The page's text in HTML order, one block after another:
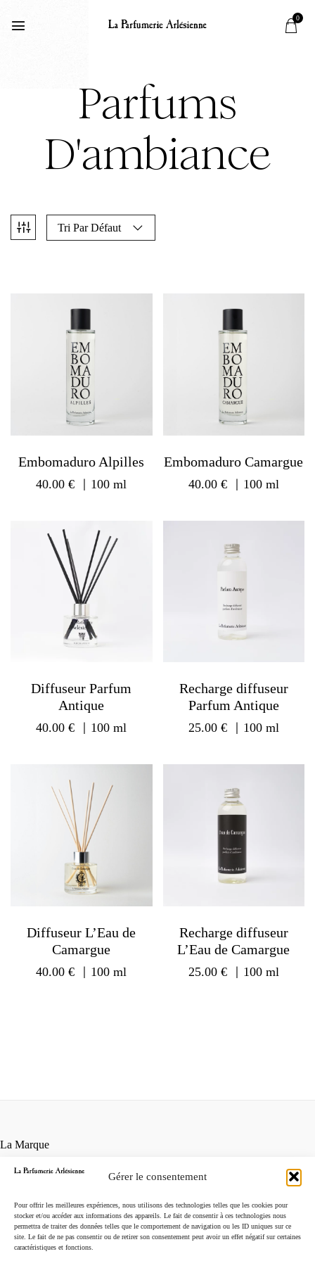
Gérer le consentement
Pour offrir les meilleures expériences, nous utilisons des technologies telles que les cookies pour
stocker et/ou accéder aux informations des appareils. Le fait de consentir à ces technologies nous
permettra de traiter des données telles que le comportement de navigation ou les ID uniques sur ce
site. Le fait de ne pas consentir ou de retirer son consentement peut avoir un effet négatif sur certaines
caractéristiques et fonctions.
0
Parfums
D'ambiance
Tri Par Défaut
Embomaduro Alpilles
40.00€ ｜100 ml
Embomaduro Camargue
40.00 € ｜100 ml
Diffuseur Parfum
Antique
40.00€ ｜100 ml
Recharge diffuseur
Parfum Antique
25.00 € ｜100 ml
Diffuseur L’Eau de
Camargue
40.00€ ｜100 ml
Recharge diffuseur
L’Eau de Camargue
25.00 € ｜100 ml
La Marque
Conditions générales de vente
Mentions légales
Instagram